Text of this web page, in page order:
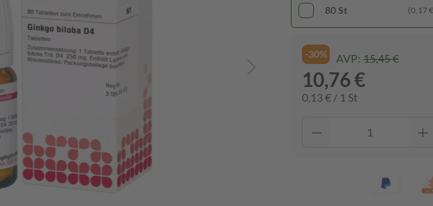
80 St (0,17
-30% AVP: 15,45 €
10,76 €
0,13 € / 1 St